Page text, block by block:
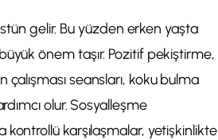
gelir. Bu yüzden erken yaşta
önem taşır. Pozitif pekiştirme,
seansları, koku bulma
olur. Sosyalleşme
karşılaşmalar, yetişkinlikte